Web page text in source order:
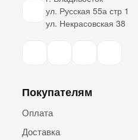
ул. Русская 55а стр 1
ул. Некрасовская 38
Покупателям
Оплата
Доставка